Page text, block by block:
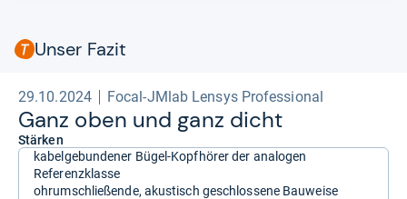
Unser Fazit
29.10.2024 Focal-JMlab Lensys Professional
Ganz oben und ganz dicht
Stärken
kabelgebundener Bügel-Kopfhörer der analogen
Referenzklasse
ohrumschließende, akustisch geschlossene Bauweise